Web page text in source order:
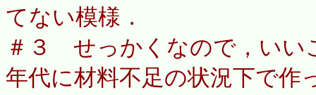
てない模様．
＃３ せっかくなので，いい
年代に材料不足の状況下で作